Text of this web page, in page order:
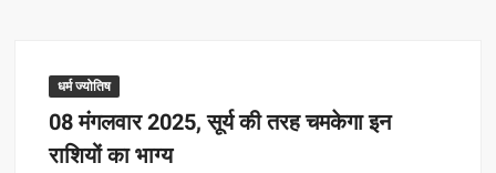
धर्म ज्योतिष
08 मंगलवार 2025, सूर्य की तरह चमकेगा इन
राशियों का भाग्य